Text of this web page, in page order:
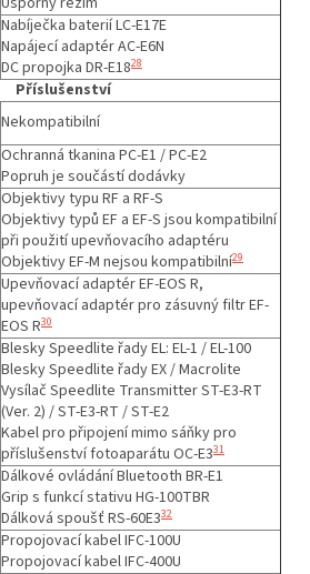
Nabíječka baterií LC-E17E
Napájecí adaptér AC-E6N
DC propojka DR-E1828
Příslušenství
Nekompatibilní
Ochranná tkanina PC-E1 / PC-E2
Popruh je součástí dodávky
Objektivy typu RF a RF-S
Objektivy typů EF a EF-S jsou kompatibilní
při použití upevňovacího adaptéru
Objektivy EF-M nejsou kompatibilní29
Upevňovací adaptér EF-EOS R,
upevňovací adaptér pro zásuvný filtr EF-
EOS R30
Blesky Speedlite řady EL: EL-1 / EL-100
Blesky Speedlite řady EX / Macrolite
Vysílač Speedlite Transmitter ST-E3-RT
(Ver. 2) / ST-E3-RT / ST-E2
Kabel pro připojení mimo sáňky pro
příslušenství fotoaparátu OC-E331
Dálkové ovládání Bluetooth BR-E1
Grip s funkcí stativu HG-100TBR
Dálková spoušť RS-60E332
Propojovací kabel IFC-100U
Propojovací kabel IFC-400U